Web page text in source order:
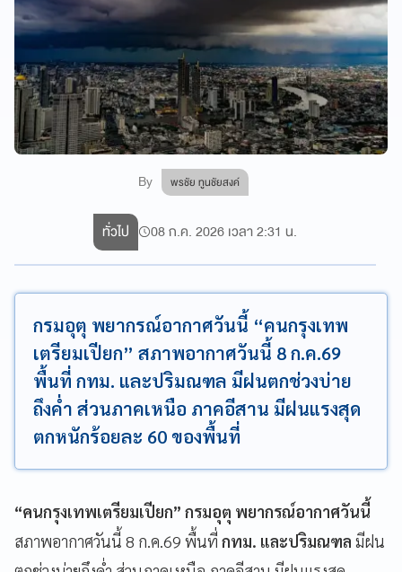
By พรชัย ทูนชัยสงค์
ทั่วไป 08 ก.ค. 2026 เวลา 2:31 น.
กรมอุตุ พยากรณ์อากาศวันนี้ “คนกรุงเทพ
เตรียมเปียก” สภาพอากาศวันนี้ 8 ก.ค.69
พื้นที่ กทม. และปริมณฑล มีฝนตกช่วงบ่าย
ถึงค่ำ ส่วนภาคเหนือ ภาคอีสาน มีฝนแรงสุด
ตกหนักร้อยละ 60 ของพื้นที่
“คนกรุงเทพเตรียมเปียก” กรมอุตุ พยากรณ์อากาศวันนี้
สภาพอากาศวันนี้ 8 ก.ค.69 พื้นที่ กทม. และปริมณฑล มีฝน